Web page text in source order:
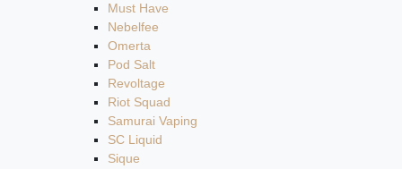
Must Have
Nebelfee
Omerta
Pod Salt
Revoltage
Riot Squad
Samurai Vaping
SC Liquid
Sique